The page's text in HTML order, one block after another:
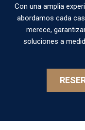
Con una amplia
abordamos cada
merece,
soluciones a